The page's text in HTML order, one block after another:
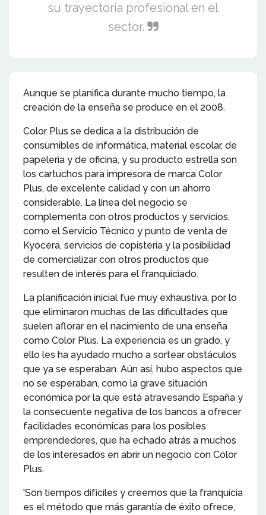
su trayectoria profesional en el
sector.
Aunque se planifica durante mucho tiempo, la
creación de la enseña se produce en el 2008.
Color Plus se dedica a la distribución de
consumibles de informática, material escolar, de
papelería y de oficina, y su producto estrella son
los cartuchos para impresora de marca Color
Plus, de excelente calidad y con un ahorro
considerable. La línea del negocio se
complementa con otros productos y servicios,
como el Servicio Técnico y punto de venta de
Kyocera, servicios de copistería y la posibilidad
de comercializar con otros productos que
resulten de interés para el franquiciado.
La planificación inicial fue muy exhaustiva, por lo
que eliminaron muchas de las dificultades que
suelen aflorar en el nacimiento de una enseña
como Color Plus. La experiencia es un grado, y
ello les ha ayudado mucho a sortear obstáculos
que ya se esperaban. Aún así, hubo aspectos que
no se esperaban, como la grave situación
económica por la que está atravesando España y
la consecuente negativa de los bancos a ofrecer
facilidades económicas para los posibles
emprendedores, que ha echado atrás a muchos
de los interesados en abrir un negocio con Color
Plus.
'Son tiempos difíciles y creemos que la franquicia
es el método que más garantía de éxito ofrece,